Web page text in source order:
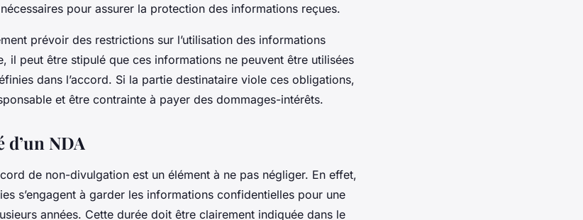
pour assurer la protection des informations reçues.
prévoir des restrictions sur l’utilisation des informations
il peut être stipulé que ces informations ne peuvent être utilisées
dans l’accord. Si la partie destinataire viole ces obligations,
et être contrainte à payer des dommages-intérêts.
d’un NDA
de non-divulgation est un élément à ne pas négliger. En effet,
s’engagent à garder les informations confidentielles pour une
années. Cette durée doit être clairement indiquée dans le